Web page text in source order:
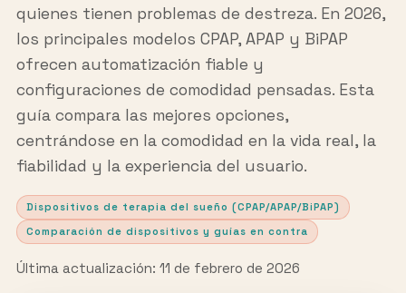
quienes tienen problemas de destreza. En 2026,
los principales modelos CPAP, APAP y BiPAP
ofrecen automatización fiable y
configuraciones de comodidad pensadas. Esta
guía compara las mejores opciones,
centrándose en la comodidad en la vida real, la
fiabilidad y la experiencia del usuario.
Dispositivos de terapia del sueño (CPAP/APAP/BiPAP)
Comparación de dispositivos y guías en contra
Última actualización: 11 de febrero de 2026